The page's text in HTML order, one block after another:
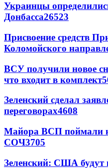
Украинцы
Донбасса26523
Присвоение средств
Коломойского
ВСУ получили новое
что входит в комплект
Зеленский сделал
переговорах4608
Майора ВСП поймали
СОЧ3705
Зеленский: США будут